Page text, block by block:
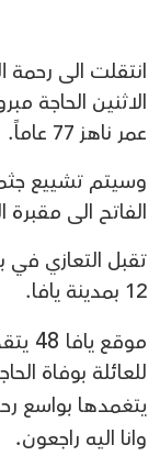
انتقلت الى رحمة
الاثنين الحاجة
عمر ناهز 77 عاماً.
وسيتم تشييع
الفاتح الى
تقبل التعازي في
12 بمدينة يافا.
موقع يافا
للعائلة بوفاة
يتغمدها بواسع
وانا اليه راجعون.